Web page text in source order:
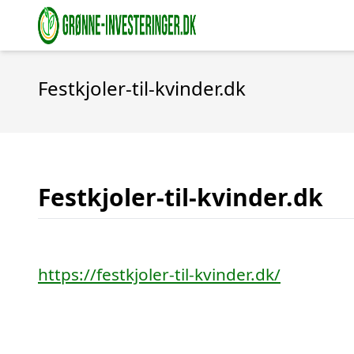
Festkjoler-til-kvinder.dk
Festkjoler-til-kvinder.dk
https://festkjoler-til-kvinder.dk/